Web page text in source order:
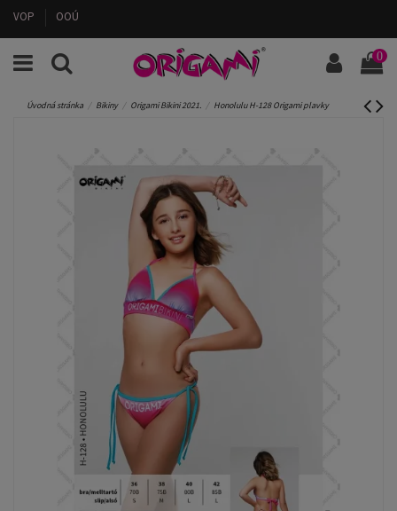
VOP OOÚ
0
Úvodná stránka Bikiny Origami Bikini 2021. Honolulu H-128 Origami plavky